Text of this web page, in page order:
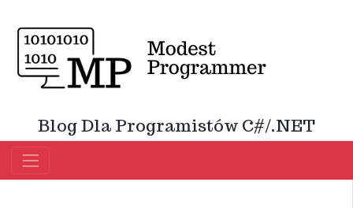
Blog Dla Programistów C#/.NET